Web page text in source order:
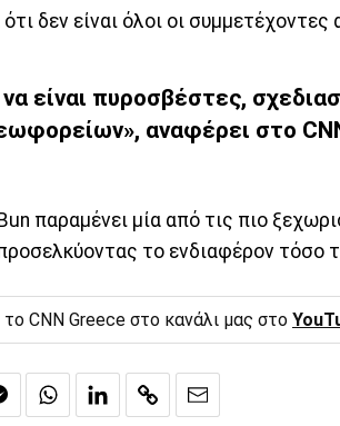
ότι δεν είναι όλοι οι συμμετέχοντες
είναι πυροσβέστες,
αναφέρει στο
παραμένει μία από τις πιο
το ενδιαφέρον τόσο
CNN Greece στο κανάλι μας στο